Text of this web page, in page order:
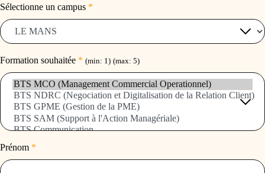
Sélectionne un campus *
Formation souhaitée * (min: 1) (max: 5)
Prénom *